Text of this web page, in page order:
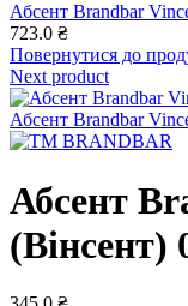
Абсент Brandbar
723.0 ₴
Повернутися до
Next product
Абсент Brandbar
Абсент
(Вінсент)